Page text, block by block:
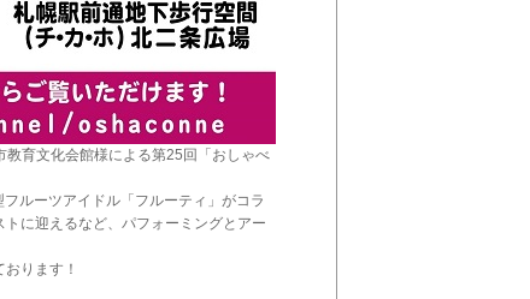
育文化会館様による第25回「おしゃべ
ルーツアイドル「フルーティ」がコラ
に迎えるなど、パフォーミングとアー
ります！